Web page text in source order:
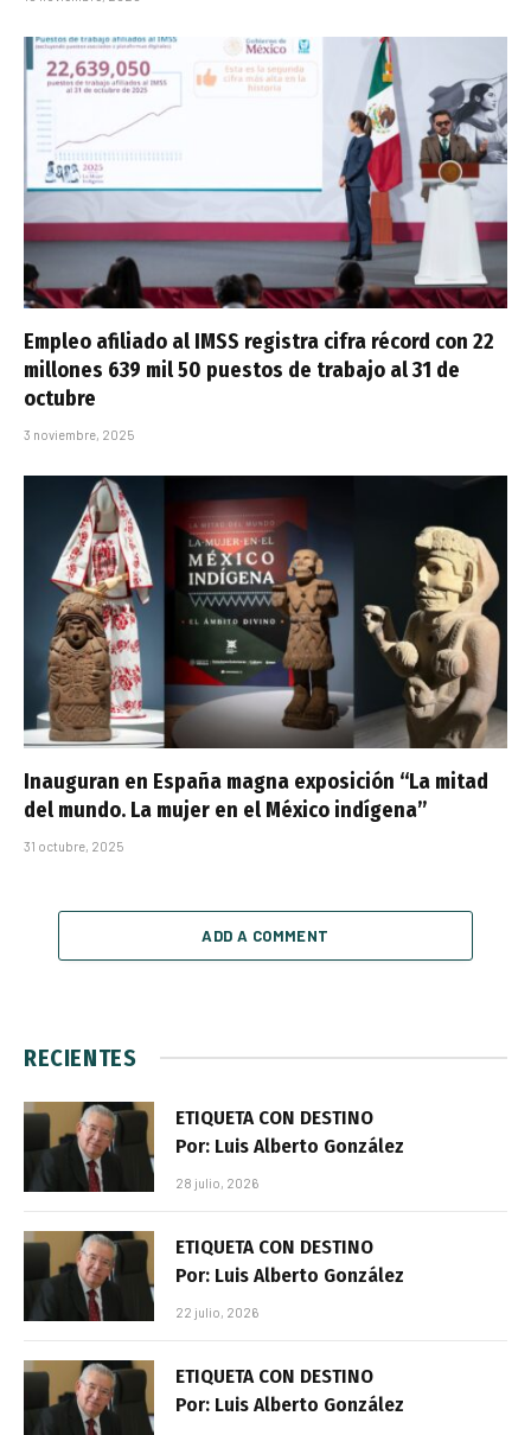
Empleo afiliado al IMSS registra cifra récord con 22
millones 639 mil 50 puestos de trabajo al 31 de
octubre
3 noviembre, 2025
Inauguran en España magna exposición “La mitad
del mundo. La mujer en el México indígena”
31 octubre, 2025
ADD A COMMENT
RECIENTES
ETIQUETA CON DESTINO
Por: Luis Alberto González
28 julio, 2026
ETIQUETA CON DESTINO
Por: Luis Alberto González
22 julio, 2026
ETIQUETA CON DESTINO
Por: Luis Alberto González